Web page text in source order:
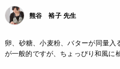
熊谷 裕子 先生
卵、砂糖、小麦粉、バターが同量
が一般的ですが、ちょっぴり和風に